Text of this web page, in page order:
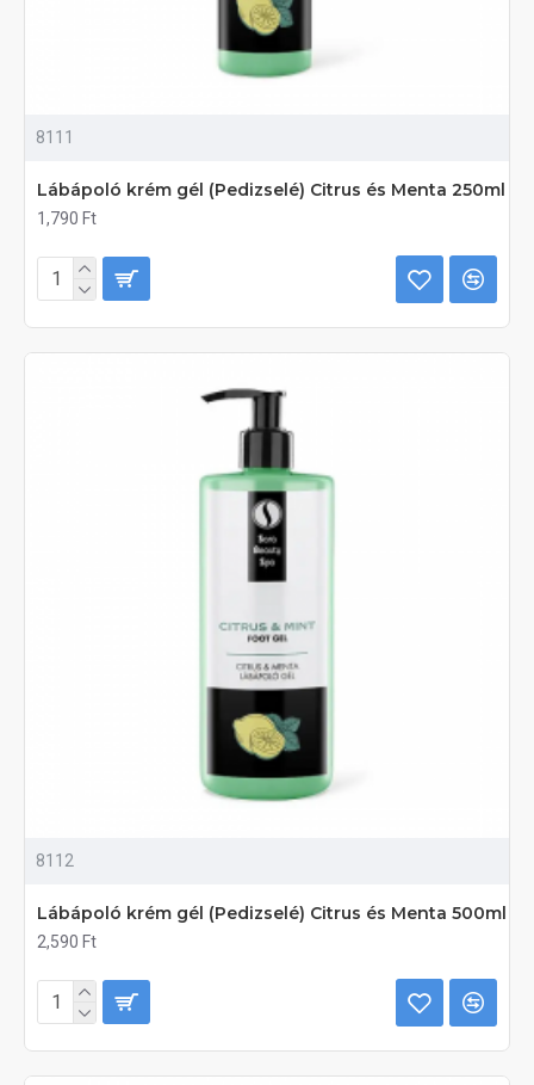
8111
Lábápoló krém gél (Pedizselé) Citrus és Menta 250ml
1,790 Ft
8112
Lábápoló krém gél (Pedizselé) Citrus és Menta 500ml
2,590 Ft